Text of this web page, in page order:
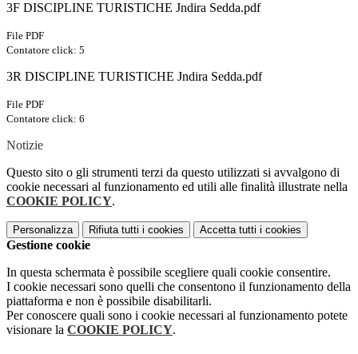
3F DISCIPLINE TURISTICHE Jndira Sedda.pdf
File PDF
Contatore click: 5
3R DISCIPLINE TURISTICHE Jndira Sedda.pdf
File PDF
Contatore click: 6
Notizie
Questo sito o gli strumenti terzi da questo utilizzati si avvalgono di
cookie necessari al funzionamento ed utili alle finalità illustrate nella
COOKIE POLICY.
Personalizza Rifiuta tutti i cookies Accetta tutti i cookies
Gestione cookie
In questa schermata è possibile scegliere quali cookie consentire.
I cookie necessari sono quelli che consentono il funzionamento della
piattaforma e non è possibile disabilitarli.
Per conoscere quali sono i cookie necessari al funzionamento potete
visionare la COOKIE POLICY.